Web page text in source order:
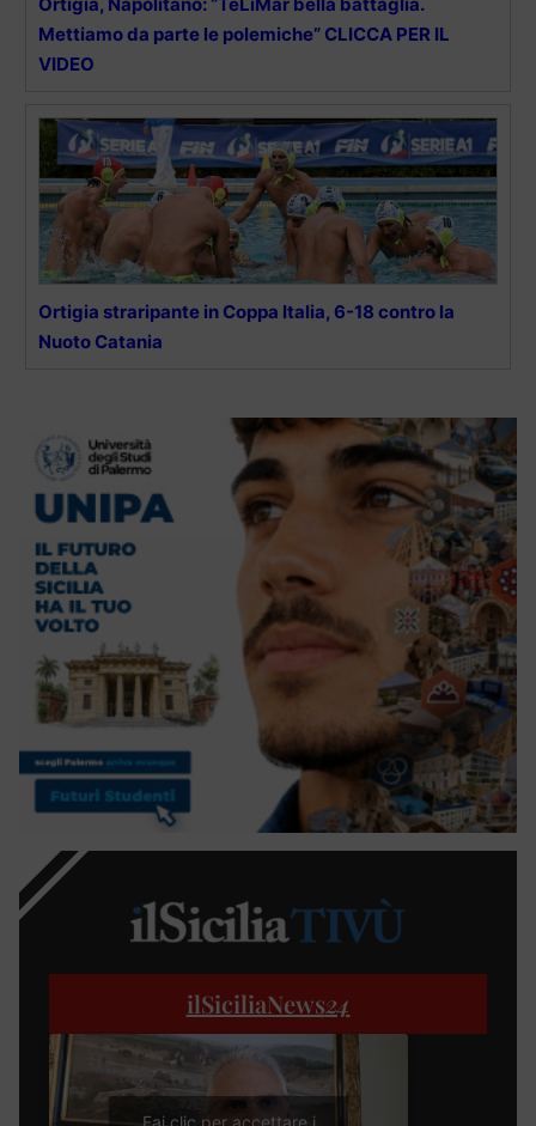
Mettiamo da parte le polemiche” CLICCA PER IL
VIDEO
Ortigia straripante in Coppa Italia, 6-18 contro la
Nuoto Catania
ilSiciliaNews24
Fai clic per accettare i